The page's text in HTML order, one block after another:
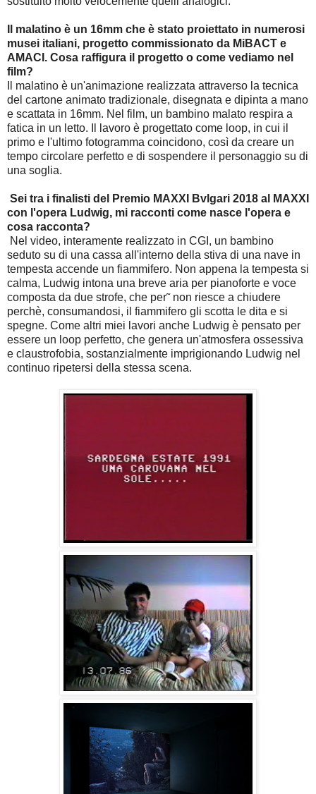
Il malatino è un 16mm che è stato proiettato in numerosi
musei italiani, progetto commissionato da MiBACT e
AMACI. Cosa raffigura il progetto o come vediamo nel
film?
Il malatino è un'animazione realizzata attraverso la tecnica
del cartone animato tradizionale, disegnata e dipinta a mano
e scattata in 16mm. Nel film, un bambino malato respira a
fatica in un letto. Il lavoro è progettato come loop, in cui il
primo e l'ultimo fotogramma coincidono, così da creare un
tempo circolare perfetto e di sospendere il personaggio su di
una soglia.
Sei tra i finalisti del Premio MAXXI Bvlgari 2018 al MAXXI
con l'opera Ludwig, mi racconti come nasce l'opera e
cosa racconta?
Nel video, interamente realizzato in CGI, un bambino
seduto su di una cassa all'interno della stiva di una nave in
tempesta accende un fiammifero. Non appena la tempesta si
calma, Ludwig intona una breve aria per pianoforte e voce
composta da due strofe, che per˜ non riesce a chiudere
perchè, consumandosi, il fiammifero gli scotta le dita e si
spegne. Come altri miei lavori anche Ludwig è pensato per
essere un loop perfetto, che genera un'atmosfera ossessiva
e claustrofobia, sostanzialmente imprigionando Ludwig nel
continuo ripetersi della stessa scena.